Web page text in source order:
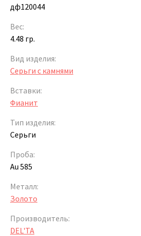
дф120044
Вес:
4.48 гр.
Вид изделия:
Серьги с камнями
Вставки:
Фианит
Тип изделия:
Серьги
Проба:
Au 585
Металл:
Золото
Производитель:
DEL'TA